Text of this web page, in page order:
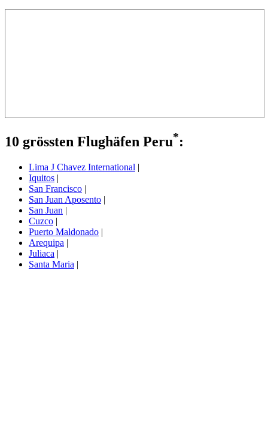
10 grössten Flughäfen Peru*:
Lima J Chavez International |
Iquitos |
San Francisco |
San Juan Aposento |
San Juan |
Cuzco |
Puerto Maldonado |
Arequipa |
Juliaca |
Santa Maria |